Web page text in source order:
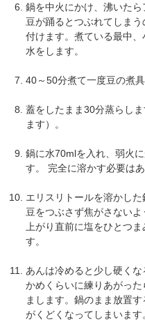
鍋を中火にかけ、沸いた
豆が踊るとつぶれてしま
付けます。煮ている最中
水をします。
40～50分煮て一度豆の煮具
蓋をしたまま30分蒸らし
ます）。
鍋に水70mlを入れ、弱火
す。 完全に溶かす必要はあ
エリスリトールを溶かした
豆をつぶさず焦がさない
上がり直前に塩をひとつ
す。
あんは冷めると少し硬く
かめくらいに練りあがっ
まします。鍋のまま放置
がくどくなってしまいます